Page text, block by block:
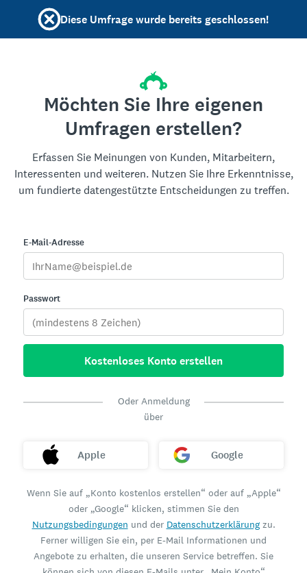
Diese Umfrage wurde bereits geschlossen!
Möchten Sie Ihre eigenen
Umfragen erstellen?
Erfassen Sie Meinungen von Kunden, Mitarbeitern,
Interessenten und weiteren. Nutzen Sie Ihre Erkenntnisse,
um fundierte datengestützte Entscheidungen zu treffen.
E-Mail-Adresse
Passwort
Kostenloses Konto erstellen
Oder Anmeldung
über
Apple Google
Wenn Sie auf „Konto kostenlos erstellen“ oder auf „Apple“
oder „Google“ klicken, stimmen Sie den
Nutzungsbedingungen und der Datenschutzerklärungzu.
Ferner willigen Sie ein, per E-Mail Informationen und
Angebote zu erhalten, die unseren Service betreffen. Sie